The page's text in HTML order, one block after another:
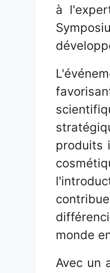
à
produits
monde
Avec un